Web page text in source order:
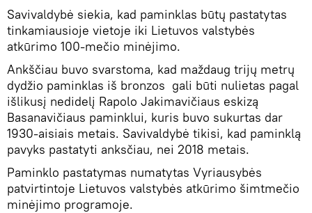
Savivaldybė siekia, kad paminklas būtų pastatytas
tinkamiausioje vietoje iki Lietuvos valstybės
atkūrimo 100-mečio minėjimo.
Ankščiau buvo svarstoma, kad maždaug trijų metrų
dydžio paminklas iš bronzos gali būti nulietas pagal
išlikusį nedidelį Rapolo Jakimavičiaus eskizą
Basanavičiaus paminklui, kuris buvo sukurtas dar
1930-aisiais metais. Savivaldybė tikisi, kad paminklą
pavyks pastatyti anksčiau, nei 2018 metais.
Paminklo pastatymas numatytas Vyriausybės
patvirtintoje Lietuvos valstybės atkūrimo šimtmečio
minėjimo programoje.